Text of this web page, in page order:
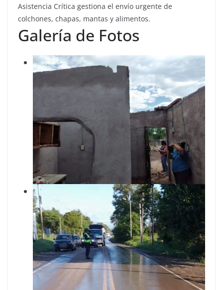
Asistencia Crítica gestiona el envío urgente de
colchones, chapas, mantas y alimentos.
Galería de Fotos